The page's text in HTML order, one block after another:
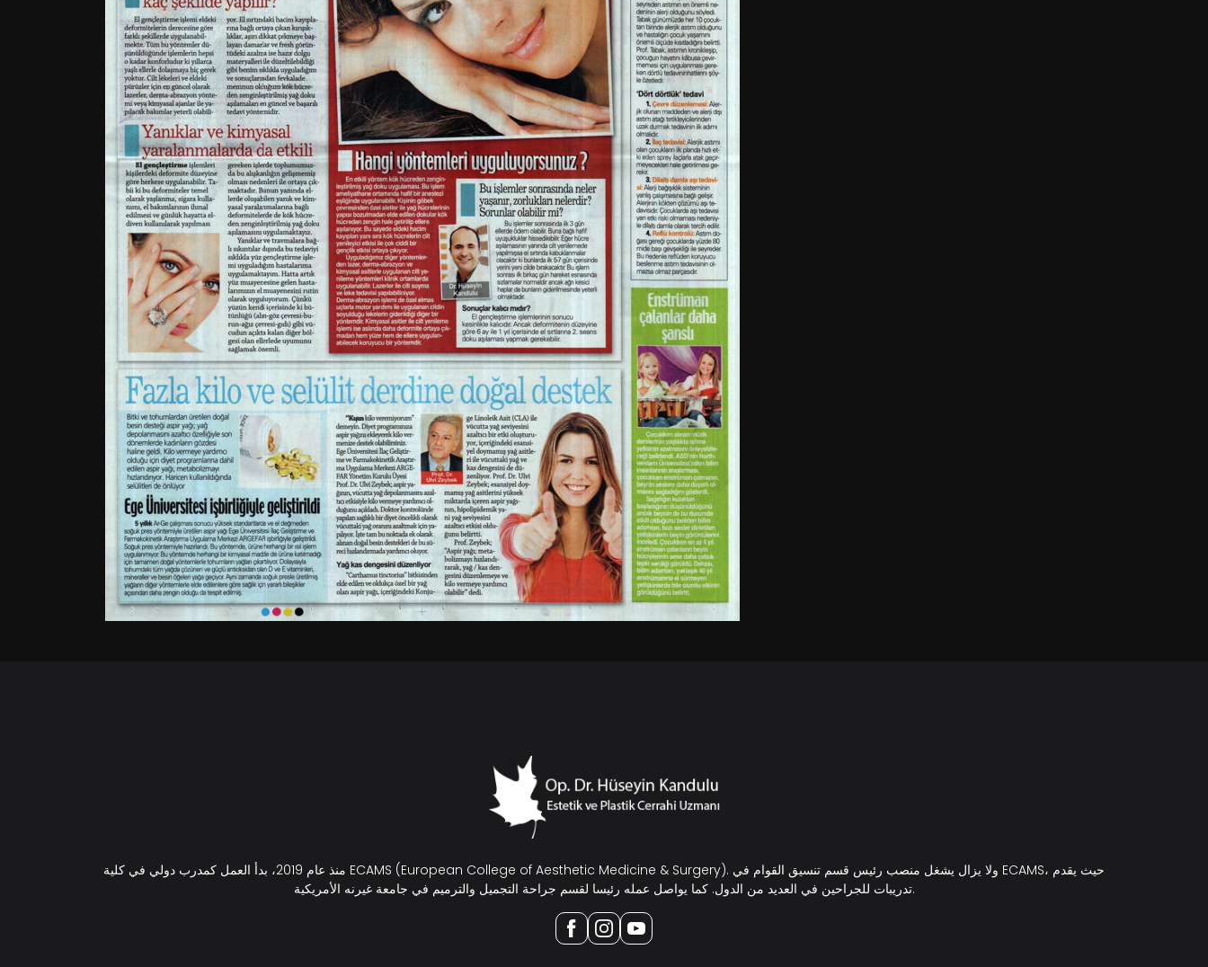
منذ عام 2019، بدأ العمل كمدرب دولي في كلية ECAMS (European College of Aesthetic Medicine & Surgery). ولا يزال يشغل منصب رئيس قسم تنسيق القوام في ECAMS، حيث يقدم
تدريبات للجراحين في العديد من الدول. كما يواصل عمله رئيسا لقسم جراحة التجميل والترميم في جامعة غيرنه الأمريكية.